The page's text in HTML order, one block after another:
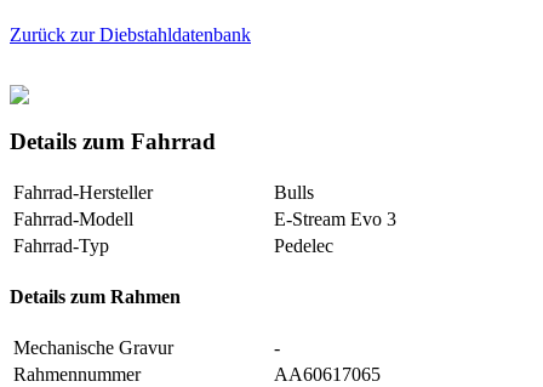
Zurück zur Diebstahldatenbank
Details zum Fahrrad
Fahrrad-Hersteller
Bulls
Fahrrad-Modell
E-Stream Evo 3
Fahrrad-Typ
Pedelec
Details zum Rahmen
Mechanische Gravur
-
Rahmennummer
AA60617065